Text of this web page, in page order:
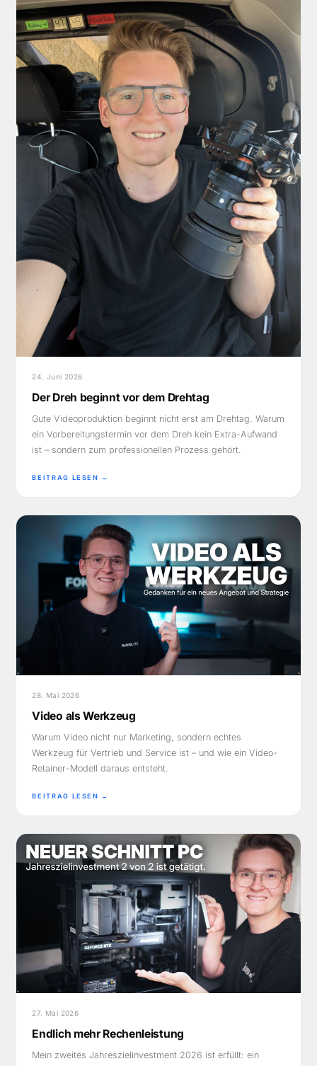
24. Juni 2026
Der Dreh beginnt vor dem Drehtag
Gute Videoproduktion beginnt nicht erst am Drehtag. Warum
ein Vorbereitungstermin vor dem Dreh kein Extra-Aufwand
ist – sondern zum professionellen Prozess gehört.
BEITRAG LESEN →
28. Mai 2026
Video als Werkzeug
Warum Video nicht nur Marketing, sondern echtes
Werkzeug für Vertrieb und Service ist – und wie ein Video-
Retainer-Modell daraus entsteht.
BEITRAG LESEN →
27. Mai 2026
Endlich mehr Rechenleistung
Mein zweites Jahreszielinvestment 2026 ist erfüllt: ein